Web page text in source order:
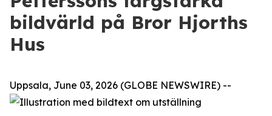
bildvärld på Bror Hjorths
Hus
Uppsala, June 03, 2026 (GLOBE NEWSWIRE) --